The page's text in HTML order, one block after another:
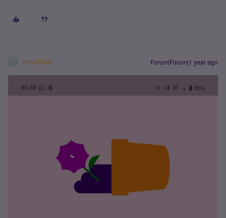
davidhart Forum|Forum|1 year ago